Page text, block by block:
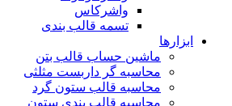
واشرکاس
تسمه قالب بندی
ابزارها
ماشین حساب قالب بتن
محاسبه گر داربست مثلثی
محاسبه قالب ستون گرد
محاسبه قالب بندی ستون